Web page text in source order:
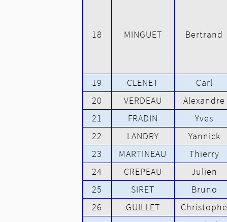
18 MINGUET Bertrand
19 CLENET Carl
20
VERDEAU Alexandre
21
FRADIN Yves
22
LANDRY Yannick
23
MARTINEAU Thierry
24
CREPEAU Julien
25
SIRET Bruno
26
GUILLET Christophe